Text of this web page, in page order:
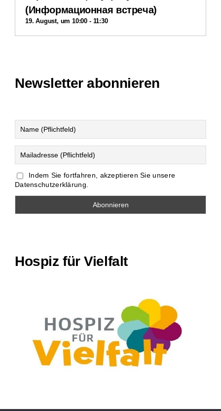
(Информационная встреча)
19. August, um 10:00 - 11:30
Newsletter abonnieren
Indem Sie fortfahren, akzeptieren Sie unsere
Datenschutzerklärung.
Hospiz für Vielfalt